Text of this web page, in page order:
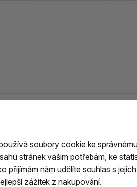
rodinný podnikzaměřený na
Dnes patří mezi
významné
tradiční výrobní postupy s
soubory cookie ke
stránek vašim potřebám, ke
přijímám nám udělíte souhlas s
zážitek z nakupování.